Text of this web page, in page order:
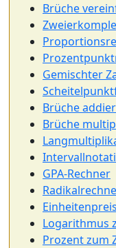
Brüche
Gemischter
Brüche
Brüche
GPA-Rechner
Logarithmus
Prozent zum